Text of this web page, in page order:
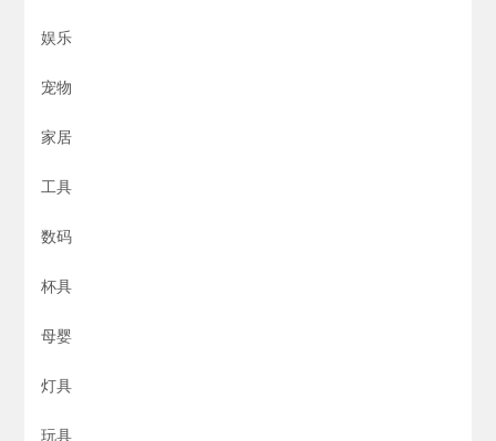
娱乐
宠物
家居
工具
数码
杯具
母婴
灯具
玩具